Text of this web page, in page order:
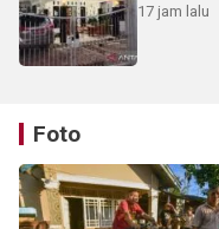
17 jam lalu
Foto